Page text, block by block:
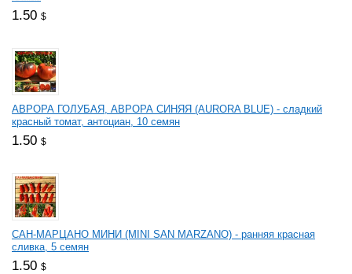
1.50 $
АВРОРА ГОЛУБАЯ, АВРОРА СИНЯЯ (AURORA BLUE) - сладкий
красный томат, антоциан, 10 семян
1.50 $
САН-МАРЦАНО МИНИ (MINI SAN MARZANO) - ранняя красная
сливка, 5 семян
1.50 $